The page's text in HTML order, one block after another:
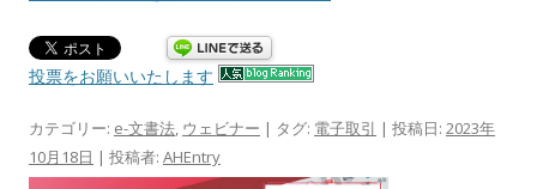
投票をお願いいたします
カテゴリー: e-文書法, ウェビナー | タグ: 電子取引 | 投稿日: 2023年
10月18日 | 投稿者: AHEntry